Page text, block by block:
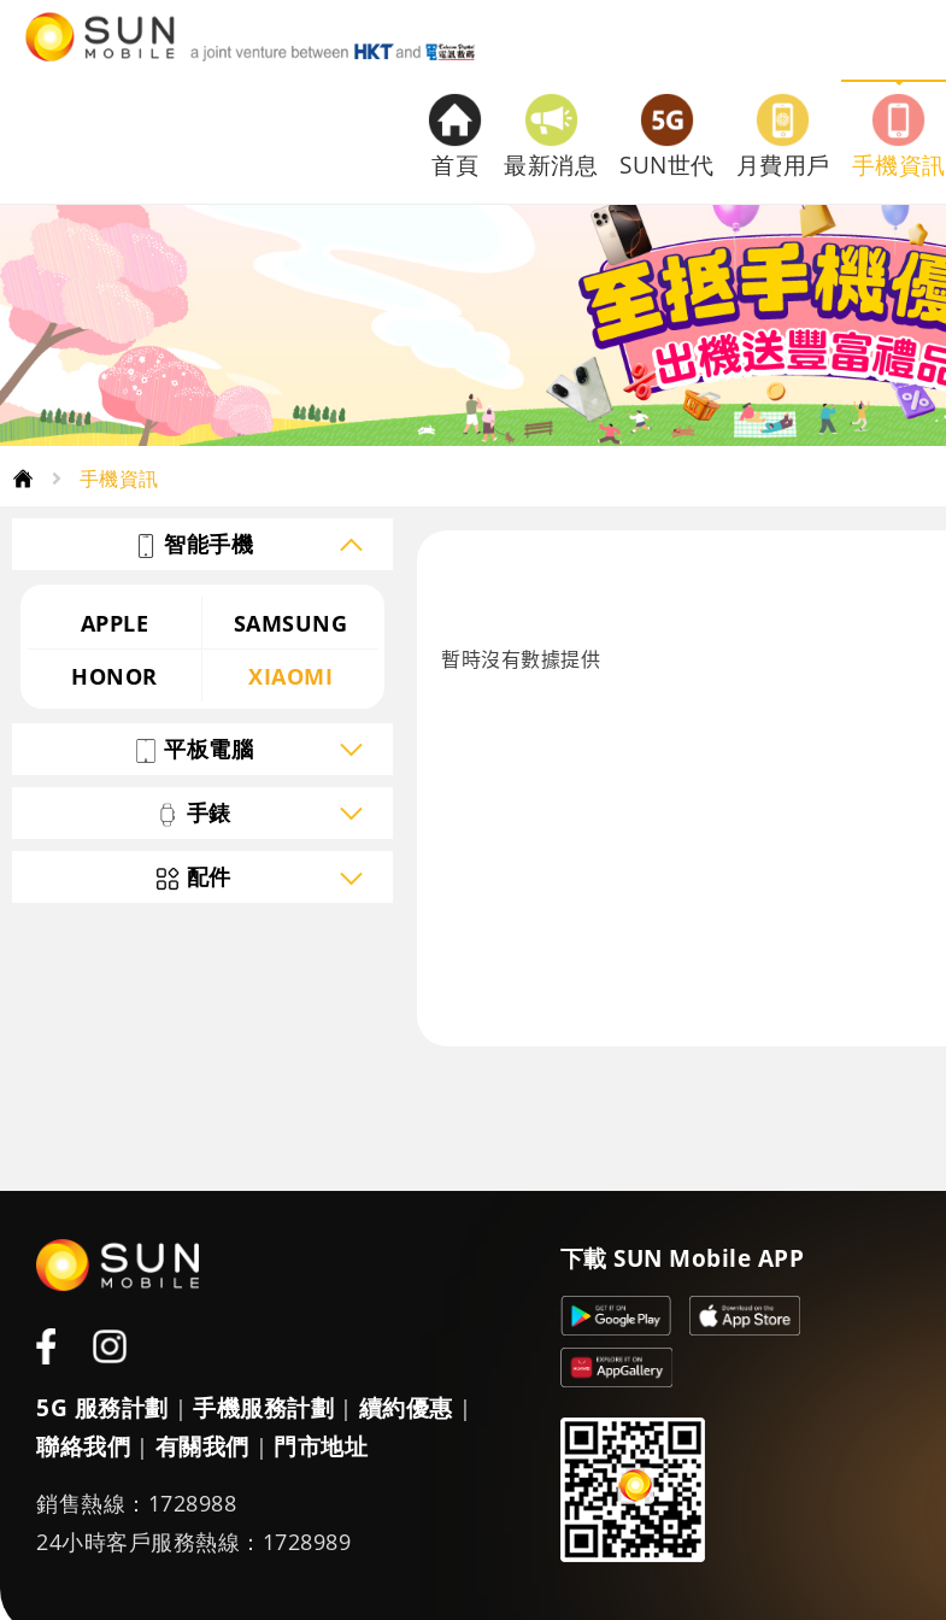
首頁 最新消息 SUN世代 月費用戶 手機資訊
手機資訊
智能手機
APPLE
SAMSUNG
HONOR
XIAOMI
平板電腦
手錶
配件
5G 服務計劃 | 手機服務計劃 | 續約優惠 |
聯絡我們 | 有關我們 | 門市地址
銷售熱線：1728988
24小時客戶服務熱線：1728989
下載 SUN Mobile APP